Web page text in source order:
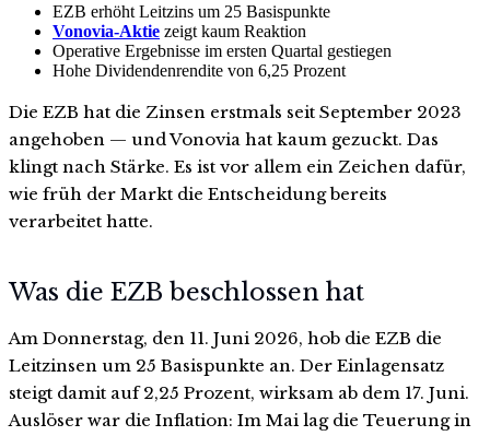
EZB erhöht Leitzins um 25 Basispunkte
Vonovia-Aktie zeigt kaum Reaktion
Operative Ergebnisse im ersten Quartal gestiegen
Hohe Dividendenrendite von 6,25 Prozent
Die EZB hat die Zinsen erstmals seit September 2023
angehoben — und Vonovia hat kaum gezuckt. Das
klingt nach Stärke. Es ist vor allem ein Zeichen dafür,
wie früh der Markt die Entscheidung bereits
verarbeitet hatte.
Was die EZB beschlossen hat
Am Donnerstag, den 11. Juni 2026, hob die EZB die
Leitzinsen um 25 Basispunkte an. Der Einlagensatz
steigt damit auf 2,25 Prozent, wirksam ab dem 17. Juni.
Auslöser war die Inflation: Im Mai lag die Teuerung in